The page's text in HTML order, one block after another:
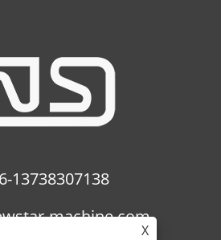
13738307138
machine.com
X